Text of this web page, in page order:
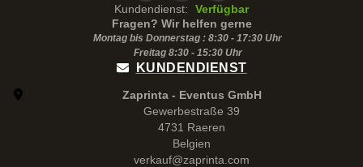
Kundendienst:
Verfügbar
Fragen? Wir helfen gerne
Montag bis Donnerstag : 8:30 - 17:30 Uhr
Freitag 8:30 - 15:30Uhr
KUNDENDIENST
Zaprinta - Eventus GmbH
Gewerbestraße 39
4731 Raeren
Belgien
verkauf@zaprinta.com